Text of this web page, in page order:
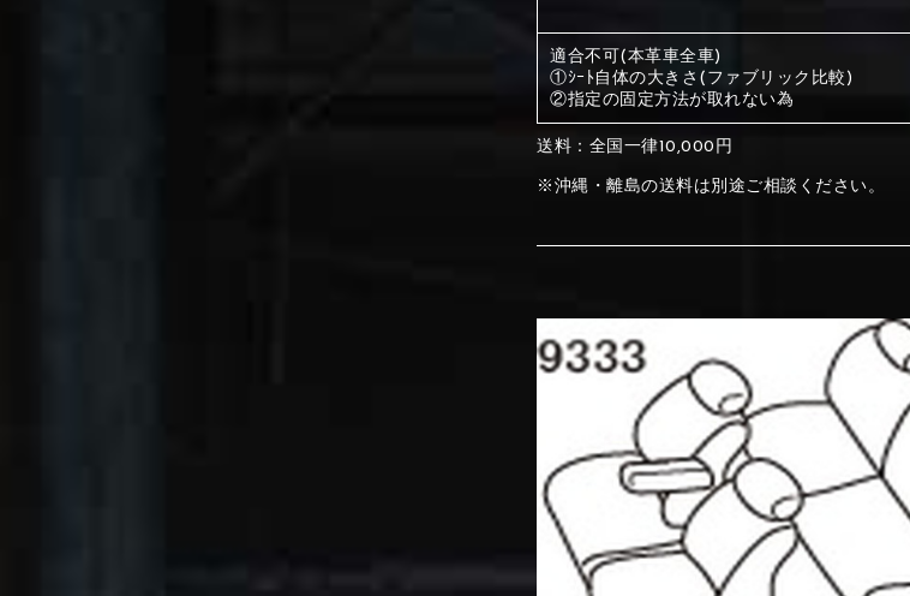
⑤Dark Brown
⑨Pink
①Beige
⑤Dark Brown
①Beige
⑤Dark Brown
①Black
⑤Ivory
①Black
⑤Ivory
適合不可(本革車全車)
①ｼｰﾄ自体の大きさ(ファブリック比較)
②指定の固定方法が取れない為
送料：全国一律10,000円
※沖縄・離島の送料は別途ご相談ください。